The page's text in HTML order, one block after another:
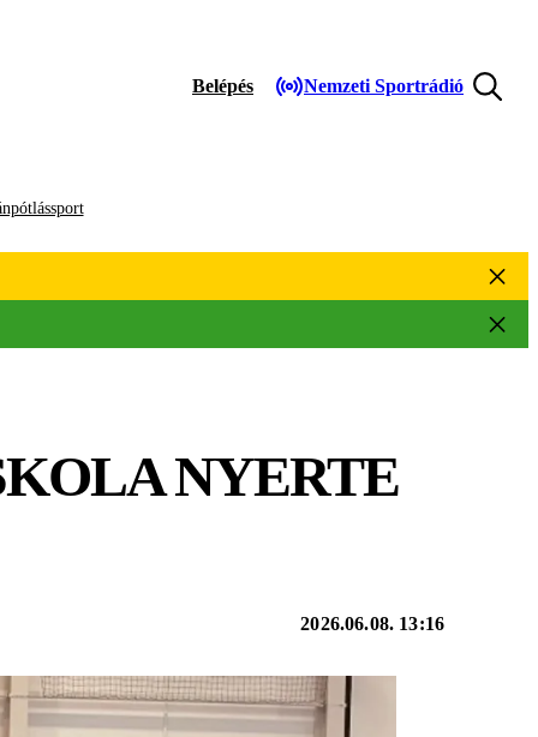
Belépés Nemzeti Sportrádió
NYERTE
2026.06.08. 13:16